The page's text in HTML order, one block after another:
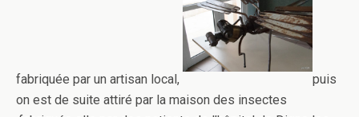
fabriquée par un artisan local,
puis
on est de suite attiré par la maison des insectes